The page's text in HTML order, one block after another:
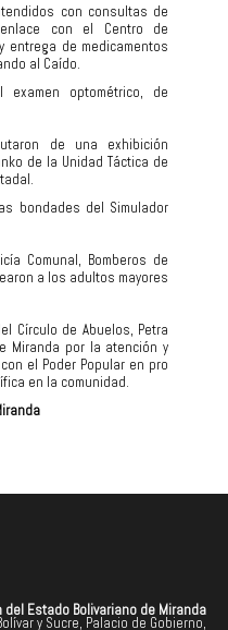
con consultas de
con el Centro de
entrega de medicamentos
al Caído.
examen optométrico, de
de una exhibición
de la Unidad Táctica de
bondades del Simulador
Comunal, Bomberos de
a los adultos mayores
Círculo de Abuelos, Petra
Miranda por la atención y
el Poder Popular en pro
en la comunidad.
del Estado Bolivariano de Miranda
y Sucre, Palacio de Gobierno,